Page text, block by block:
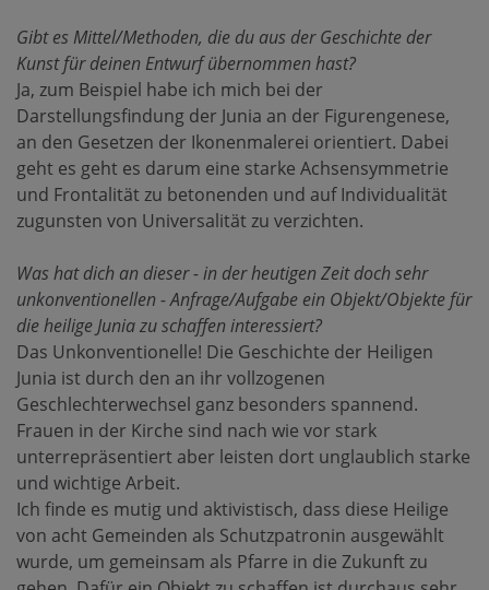
Gibt es Mittel/Methoden, die du aus der Geschichte der
Kunst für deinen Entwurf übernommen hast?
Ja, zum Beispiel habe ich mich bei der
Darstellungsfindung der Junia an der Figurengenese,
an den Gesetzen der Ikonenmalerei orientiert. Dabei
geht es geht es darum eine starke Achsensymmetrie
und Frontalität zu betonenden und auf Individualität
zugunsten von Universalität zu verzichten.
Was hat dich an dieser - in der heutigen Zeit doch sehr
unkonventionellen - Anfrage/Aufgabe ein Objekt/Objekte für
die heilige Junia zu schaffen interessiert?
Das Unkonventionelle! Die Geschichte der Heiligen
Junia ist durch den an ihr vollzogenen
Geschlechterwechsel ganz besonders spannend.
Frauen in der Kirche sind nach wie vor stark
unterrepräsentiert aber leisten dort unglaublich starke
und wichtige Arbeit.
Ich finde es mutig und aktivistisch, dass diese Heilige
von acht Gemeinden als Schutzpatronin ausgewählt
wurde, um gemeinsam als Pfarre in die Zukunft zu